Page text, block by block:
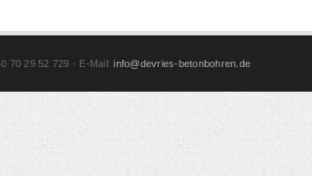
70 29 52 729 - E-Mail:info@devries-betonbohren.de